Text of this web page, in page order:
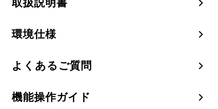
取扱説明書
環境仕様
よくあるご質問
機能操作ガイド